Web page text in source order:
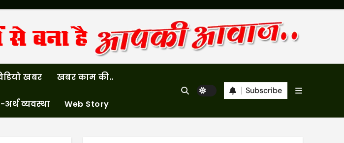
खबर खबर काम की..
अर्थ व्यवस्था Web Story
Subscribe